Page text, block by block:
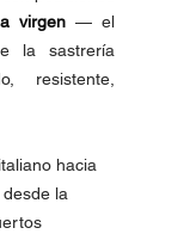
virgen — el
la sastrería
resistente,
hacia
la